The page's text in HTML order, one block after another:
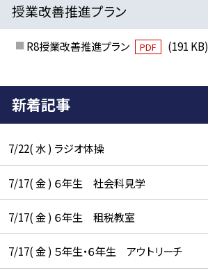
授業改善推進プラン
R8授業改善推進プラン PDF (191 KB)
新着記事
7/22( 水 ) ラジオ体操
7/17( 金 ) ６年生 社会科見学
7/17( 金 ) ６年生 租税教室
7/17( 金 ) ５年生・６年生 アウトリーチ